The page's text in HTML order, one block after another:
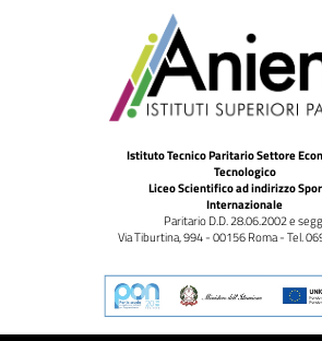
Istituto Tecnico Paritario Settore
Tecnologico
Liceo Scientifico ad indirizzo
Internazionale
Paritario D.D. 28.06.2002 e
Via Tiburtina, 994 - 00156 Roma - Tel.